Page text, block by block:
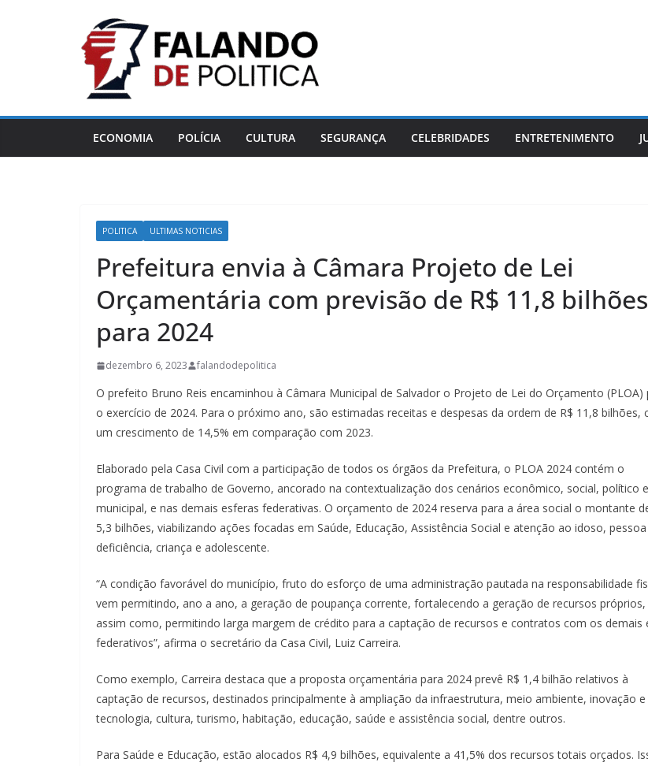
ECONOMIA POLÍCIA CULTURA SEGURANÇA CELEBRIDADES ENTRETENIMENTO
POLITICA ULTIMAS NOTICIAS
Prefeitura envia à Câmara Projeto de Lei
Orçamentária com previsão de R$ 11,8 bilhões
para 2024
dezembro 6, 2023 falandodepolitica
O prefeito Bruno Reis encaminhou à Câmara Municipal de Salvador o Projeto de Lei do Orçamento (PLOA)
o exercício de 2024. Para o próximo ano, são estimadas receitas e despesas da ordem de R$ 11,8 bilhões,
um crescimento de 14,5% em comparação com 2023.
Elaborado pela Casa Civil com a participação de todos os órgãos da Prefeitura, o PLOA 2024 contém o
programa de trabalho de Governo, ancorado na contextualização dos cenários econômico, social, político e
municipal, e nas demais esferas federativas. O orçamento de 2024 reserva para a área social o montante
5,3 bilhões, viabilizando ações focadas em Saúde, Educação, Assistência Social e atenção ao idoso,
deficiência, criança e adolescente.
“A condição favorável do município, fruto do esforço de uma administração pautada na responsabilidade
vem permitindo, ano a ano, a geração de poupança corrente, fortalecendo a geração de recursos próprios,
assim como, permitindo larga margem de crédito para a captação de recursos e contratos com os demais
federativos”, afirma o secretário da Casa Civil, Luiz Carreira.
Como exemplo, Carreira destaca que a proposta orçamentária para 2024 prevê R$ 1,4 bilhão relativos à
captação de recursos, destinados principalmente à ampliação da infraestrutura, meio ambiente, inovação e
tecnologia, cultura, turismo, habitação, educação, saúde e assistência social, dentre outros.
Para Saúde e Educação, estão alocados R$ 4,9 bilhões, equivalente a 41,5% dos recursos totais orçados.